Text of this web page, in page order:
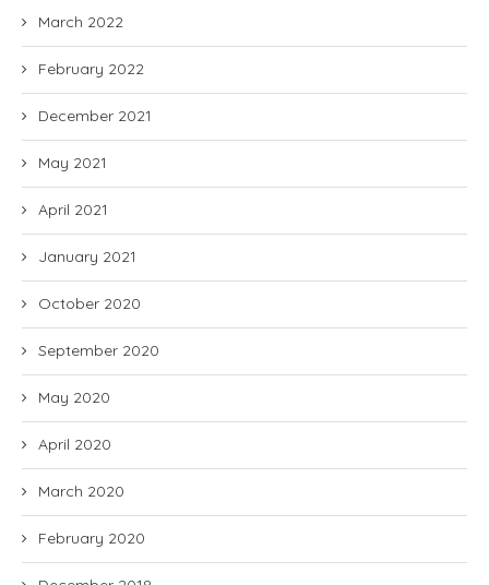
March 2022
February 2022
December 2021
May 2021
April 2021
January 2021
October 2020
September 2020
May 2020
April 2020
March 2020
February 2020